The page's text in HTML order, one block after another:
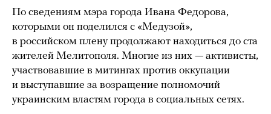
По сведениям мэра города Ивана Федорова,
которыми он поделился с «Медузой»,
в российском плену продолжают находиться до ста
жителей Мелитополя. Многие из них — активисты,
участвовавшие в митингах против оккупации
и выступавшие за возращение полномочий
украинским властям города в социальных сетях.